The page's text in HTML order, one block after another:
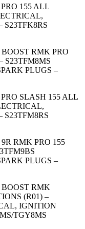
155 ALL
S23TFK8RS
BOOST RMK PRO
S23TFM8MS
PLUGS –
PRO SLASH 155 ALL
S23TFM8RS
9R RMK PRO 155
PLUGS –
BOOST RMK
(R01) –
IGNITION
TGY8MS